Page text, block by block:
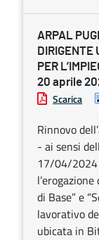
ARPAL
DIRIGENTE
PER
20 aprile
Scarica
Rinnovo
- ai sensi
17/04/2024
di Base” e
lavorativo
ubicata in